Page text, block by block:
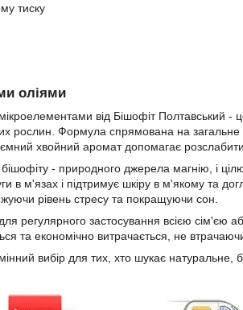
тиску
оліями
від Бішофіт Полтавський -
рослин. Формула спрямована на
хвойний аромат допомагає
- природного джерела магнію, і
в м'язах і підтримує шкіру в м'якому та
рівень стресу та покращуючи сон.
регулярного застосування всією сім'єю
та економічно витрачається, не
вибір для тих, хто шукає